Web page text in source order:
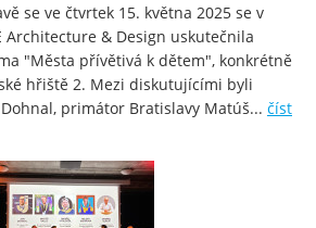
se ve čtvrtek 15. května 2025 se v
Architecture & Design uskutečnila
"Města přívětivá k dětem", konkrétně
hřiště 2. Mezi diskutujícími byli
primátor Bratislavy Matúš... číst